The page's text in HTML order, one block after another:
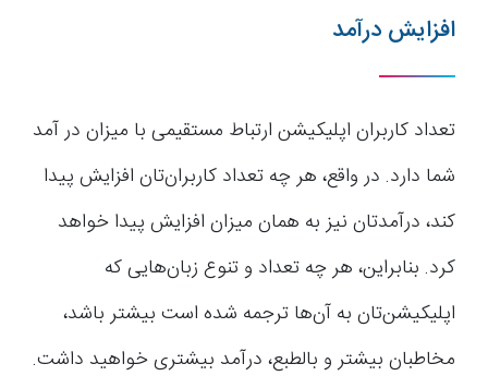
افزایش درآمد
تعداد کاربران اپلیکیشن ارتباط مستقیمی با میزان در آمد
شما دارد. در واقع، هر چه تعداد کاربران‌تان افزایش پیدا
کند، درآمدتان نیز به همان میزان افزایش پیدا خواهد
کرد. بنابراین، هر چه تعداد و تنوع زبان‌هایی که
اپلیکیشن‌تان به آن‌ها ترجمه شده است بیشتر باشد،
مخاطبان بیشتر و بالطبع، درآمد بیشتری خواهید داشت.